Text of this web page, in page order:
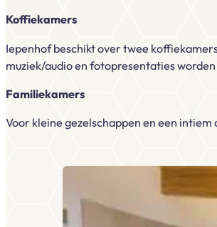
Koffiekamers
Iepenhof beschikt over twee
muziek/audio en fotopresentaties
Familiekamers
Voor kleine gezelschappen en een